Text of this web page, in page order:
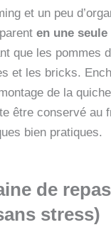
et un peu
en une
que les pommes
et les bricks.
de la
être conservé au
bien pratiques.
de
stress)